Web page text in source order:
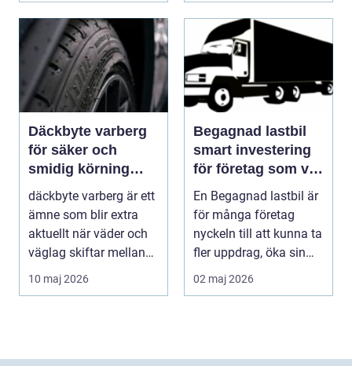
Däckbyte varberg
för säker och
smidig körning
Året runt
däckbyte varberg är ett
ämne som blir extra
aktuellt när väder och
väglag skiftar mellan
sommar och ...
10 maj 2026
Begagnad lastbil
smart investering
för företag som vill
växa
En Begagnad lastbil är
för många företag
nyckeln till att kunna ta
fler uppdrag, öka sin
kapacitet o...
02 maj 2026